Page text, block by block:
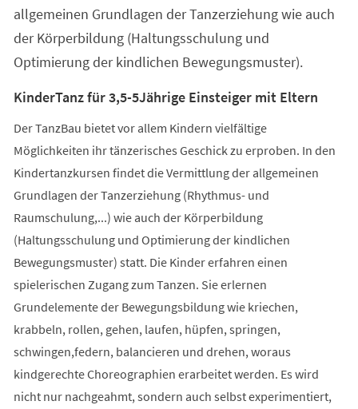
allgemeinen Grundlagen der Tanzerziehung wie auch
der Körperbildung (Haltungsschulung und
Optimierung der kindlichen Bewegungsmuster).
KinderTanz für 3,5-5Jährige Einsteiger mit Eltern
Der TanzBau bietet vor allem Kindern vielfältige
Möglichkeiten ihr tänzerisches Geschick zu erproben. In den
Kindertanzkursen findet die Vermittlung der allgemeinen
Grundlagen der Tanzerziehung (Rhythmus- und
Raumschulung,...) wie auch der Körperbildung
(Haltungsschulung und Optimierung der kindlichen
Bewegungsmuster) statt. Die Kinder erfahren einen
spielerischen Zugang zum Tanzen. Sie erlernen
Grundelemente der Bewegungsbildung wie kriechen,
krabbeln, rollen, gehen, laufen, hüpfen, springen,
schwingen,federn, balancieren und drehen, woraus
kindgerechte Choreographien erarbeitet werden. Es wird
nicht nur nachgeahmt, sondern auch selbst experimentiert,